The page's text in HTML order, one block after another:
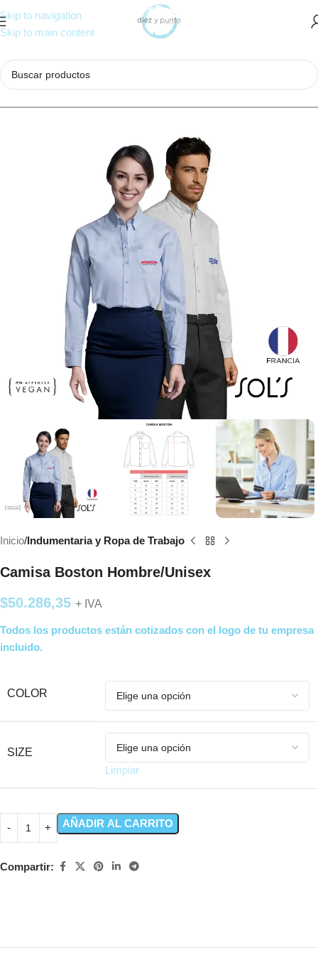
Skip to navigation
Skip to main content
Inicio Indumentaria y Ropa de Trabajo
Camisa Boston Hombre/Unisex
$50.286,35 + IVA
Todos los productos están cotizados con el logo de tu empresa
incluido.
COLOR
SIZE
Limpiar
AÑADIR AL CARRITO
Compartir: